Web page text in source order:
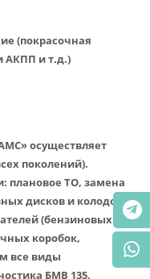
(покрасочная
АКПП и т.д.)
осуществляет
поколений).
плановое ТО, замена
дисков и колодок
(бензиновых и
коробок,
все виды
БМВ 135,